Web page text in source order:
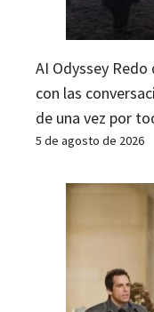
AI Odyssey
con las
de una vez por
5 de agosto de 2026